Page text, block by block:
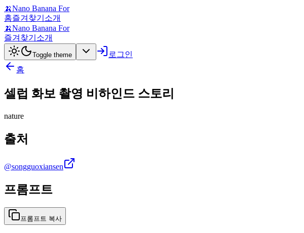
🍌Nano Banana For
홈즐겨찾기 소개
🍌Nano Banana For
즐겨찾기 소개
Toggle theme
로그인
홈
셀럽 화보 촬영 비하인드 스토리
nature
출처
@songguoxiansen
프롬프트
프롬프트 복사